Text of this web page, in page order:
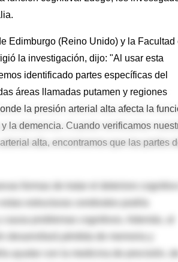
Edimburgo (Reino Unido) y la Facultad
la investigación, dijo: "Al usar esta
identificado partes específicas del
áreas llamadas putamen y regiones
la presión arterial alta afecta la
la demencia. Cuando verificamos
alta, encontramos que las partes
formas de tratar el deterioro
estructuras cerebrales podría
problemas cognitivos. Además, al
desarrollará pérdida de memoria y